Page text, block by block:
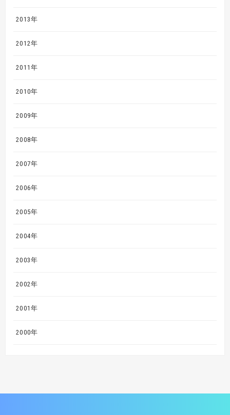
2013年
2012年
2011年
2010年
2009年
2008年
2007年
2006年
2005年
2004年
2003年
2002年
2001年
2000年